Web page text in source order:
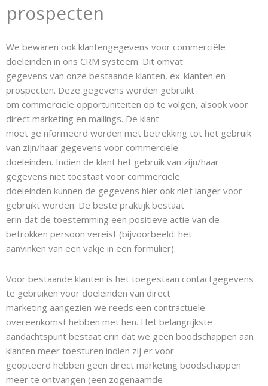
prospecten
We bewaren ook klantengegevens voor commerciële
doeleinden in ons CRM systeem. Dit omvat
gegevens van onze bestaande klanten, ex-klanten en
prospecten. Deze gegevens worden gebruikt
om commerciële opportuniteiten op te volgen, alsook voor
direct marketing en mailings. De klant
moet geïnformeerd worden met betrekking tot het gebruik
van zijn/haar gegevens voor commerciële
doeleinden. Indien de klant het gebruik van zijn/haar
gegevens niet toestaat voor commerciële
doeleinden kunnen de gegevens hier ook niet langer voor
gebruikt worden. De beste praktijk bestaat
erin dat de toestemming een positieve actie van de
betrokken persoon vereist (bijvoorbeeld: het
aanvinken van een vakje in een formulier).
Voor bestaande klanten is het toegestaan contactgegevens
te gebruiken voor doeleinden van direct
marketing aangezien we reeds een contractuele
overeenkomst hebben met hen. Het belangrijkste
aandachtspunt bestaat erin dat we geen boodschappen aan
klanten meer toesturen indien zij er voor
geopteerd hebben geen direct marketing boodschappen
meer te ontvangen (een zogenaamde